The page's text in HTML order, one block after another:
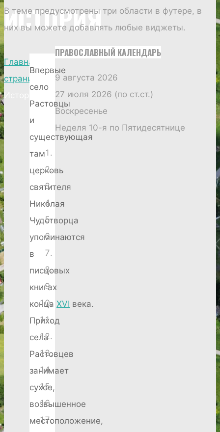
ИСТОРИЯ
Главная
страница
Впервые
село
Растовцы
и
существующая
там
церковь
святителя
Николая
Чудотворца
упоминаются
в
писцовых
книгах
конца XVI века.
Приход
села
Растовцев
занимает
сухое,
возвышенное
местоположение,
В теме предусмотрены три области в футере, в
них вы можете добавлять любые виджеты.
ПРАВОСЛАВНЫЙ КАЛЕНДАРЬ
9 августа 2026
27 июля 2026 (по ст.ст.)
Воскресенье
Неделя 10-я по Пятидесятнице